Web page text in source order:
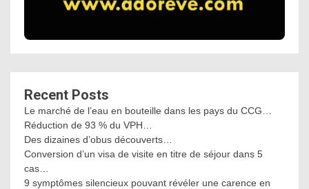
Recent Posts
Le marché de l’eau en bouteille dans les pays du CCG…
Réduction de 93 % du VPH…
Des dizaines d’obus découverts…
Conversion d’un visa de visite en titre de séjour dans 5
cas…
9 symptômes silencieux pouvant révéler une carence en